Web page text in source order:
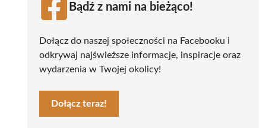
Bądź z nami na bieżąco!
Dołącz do naszej społeczności na Facebooku i
odkrywaj najświeższe informacje, inspiracje oraz
wydarzenia w Twojej okolicy!
Dołącz teraz!